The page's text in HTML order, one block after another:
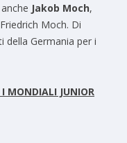
Jakob Moch,
Moch. Di
della Germania per i
MONDIALI JUNIOR